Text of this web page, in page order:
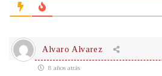
Alvaro Alvarez
8 años atrás